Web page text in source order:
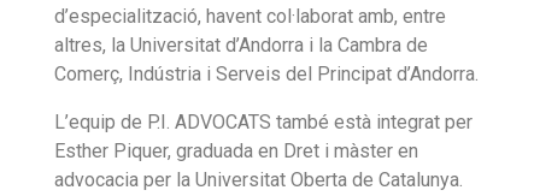
d’especialització, havent col·laborat amb, entre
altres, la Universitat d’Andorra i la Cambra de
Comerç, Indústria i Serveis del Principat d’Andorra.
L’equip de P.I. ADVOCATS també està integrat per
Esther Piquer, graduada en Dret i màster en
advocacia per la Universitat Oberta de Catalunya.